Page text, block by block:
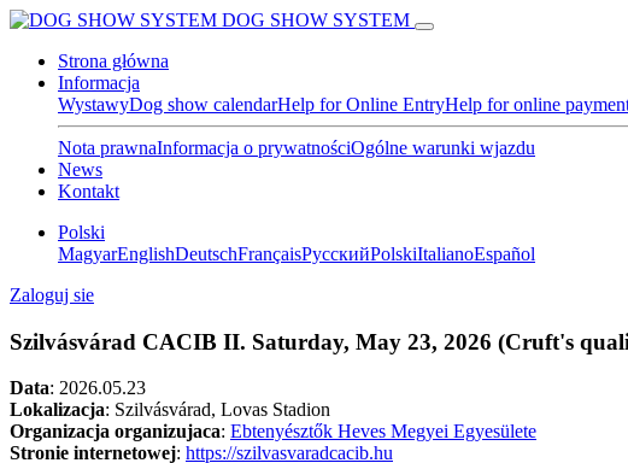
DOG SHOW SYSTEM
Strona główna
Informacja
WystawyDog show calendarHelp for Online EntryHelp for online
Nota prawnaInformacja o prywatnościOgólne warunki wjazdu
News
Kontakt
Polski
MagyarEnglishDeutschFrançaisPусскийPolskiItalianoEspañol
Zaloguj sie
Szilvásvárad CACIB II. Saturday, May 23, 2026 (Cruft's
Data: 2026.05.23
Lokalizacja: Szilvásvárad, Lovas Stadion
Organizacja organizujaca: Ebtenyésztők Heves Megyei Egyesülete
Stronie internetowej: https://szilvasvaradcacib.hu